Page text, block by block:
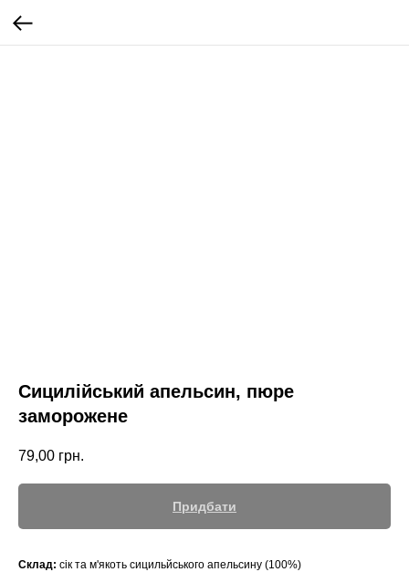
Сицилійський апельсин, пюре
заморожене
79,00 грн.
Придбати
Склад: сік та м'якоть сицильйського апельсину (100%)